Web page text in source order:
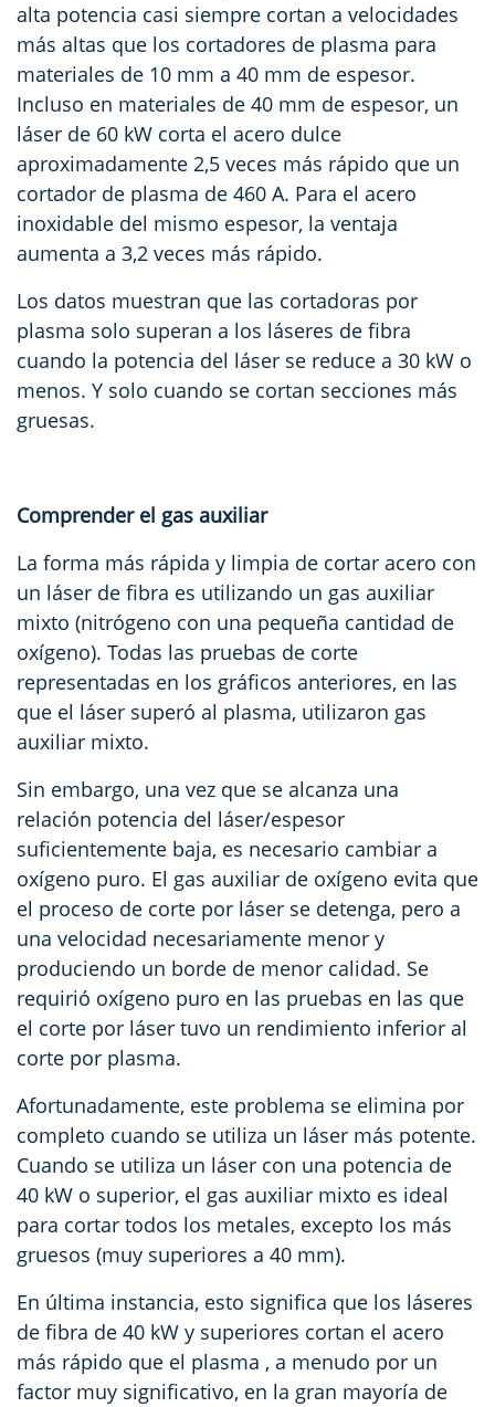
alta potencia casi siempre cortan a velocidades
más altas que los cortadores de plasma para
materiales de 10 mm a 40 mm de espesor.
Incluso en materiales de 40 mm de espesor, un
láser de 60 kW corta el acero dulce
aproximadamente 2,5 veces más rápido que un
cortador de plasma de 460 A. Para el acero
inoxidable del mismo espesor, la ventaja
aumenta a 3,2 veces más rápido.
Los datos muestran que las cortadoras por
plasma solo superan a los láseres de fibra
cuando la potencia del láser se reduce a 30 kW o
menos. Y solo cuando se cortan secciones más
gruesas.
Comprender el gas auxiliar
La forma más rápida y limpia de cortar acero con
un láser de fibra es utilizando un gas auxiliar
mixto (nitrógeno con una pequeña cantidad de
oxígeno). Todas las pruebas de corte
representadas en los gráficos anteriores, en las
que el láser superó al plasma, utilizaron gas
auxiliar mixto.
Sin embargo, una vez que se alcanza una
relación potencia del láser/espesor
suficientemente baja, es necesario cambiar a
oxígeno puro. El gas auxiliar de oxígeno evita que
el proceso de corte por láser se detenga, pero a
una velocidad necesariamente menor y
produciendo un borde de menor calidad. Se
requirió oxígeno puro en las pruebas en las que
el corte por láser tuvo un rendimiento inferior al
corte por plasma.
Afortunadamente, este problema se elimina por
completo cuando se utiliza un láser más potente.
Cuando se utiliza un láser con una potencia de
40 kW o superior, el gas auxiliar mixto es ideal
para cortar todos los metales, excepto los más
gruesos (muy superiores a 40 mm).
En última instancia, esto significa que los láseres
de fibra de 40 kW y superiores cortan el acero
más rápido que el plasma , a menudo por un
factor muy significativo, en la gran mayoría de